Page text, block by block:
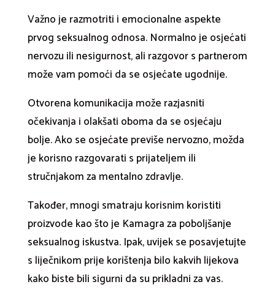
Važno je razmotriti i emocionalne aspekte
prvog seksualnog odnosa. Normalno je osjećati
nervozu ili nesigurnost, ali razgovor s partnerom
može vam pomoći da se osjećate ugodnije.
Otvorena komunikacija može razjasniti
očekivanja i olakšati oboma da se osjećaju
bolje. Ako se osjećate previše nervozno, možda
je korisno razgovarati s prijateljem ili
stručnjakom za mentalno zdravlje.
Također, mnogi smatraju korisnim koristiti
proizvode kao što je Kamagra za poboljšanje
seksualnog iskustva. Ipak, uvijek se posavjetujte
s liječnikom prije korištenja bilo kakvih lijekova
kako biste bili sigurni da su prikladni za vas.